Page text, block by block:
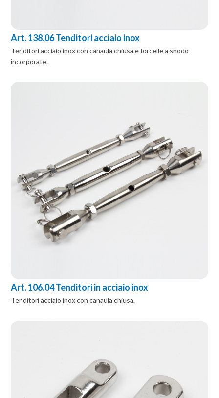
Art. 138.06 Tenditori acciaio inox
Tenditori acciaio inox con canaula chiusa e forcelle a snodo
incorporate.
Art. 106.04 Tenditori in acciaio inox
Tenditori acciaio inox con canaula chiusa.